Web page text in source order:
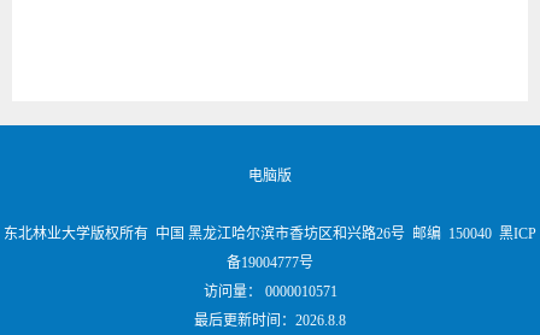
电脑版
东北林业大学版权所有 中国 黑龙江哈尔滨市香坊区和兴路26号 邮编 150040 黑ICP
备19004777号
访问量： 0000010571
最后更新时间： 2026.8.8